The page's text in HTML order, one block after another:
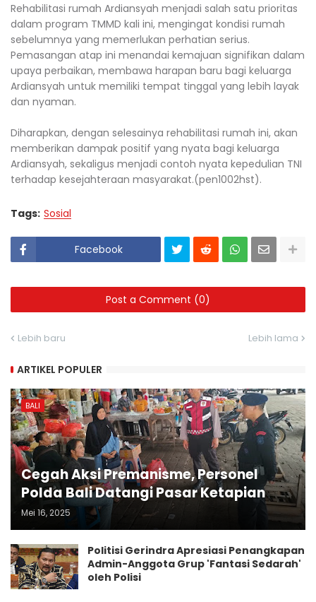
Rehabilitasi rumah Ardiansyah menjadi salah satu prioritas
dalam program TMMD kali ini, mengingat kondisi rumah
sebelumnya yang memerlukan perhatian serius.
Pemasangan atap ini menandai kemajuan signifikan dalam
upaya perbaikan, membawa harapan baru bagi keluarga
Ardiansyah untuk memiliki tempat tinggal yang lebih layak
dan nyaman.
Diharapkan, dengan selesainya rehabilitasi rumah ini, akan
memberikan dampak positif yang nyata bagi keluarga
Ardiansyah, sekaligus menjadi contoh nyata kepedulian TNI
terhadap kesejahteraan masyarakat.(pen1002hst).
Tags: Sosial
Facebook
Post a Comment (0)
Lebih baru Lebih lama
ARTIKEL POPULER
BALI
Cegah Aksi Premanisme, Personel
Polda Bali Datangi Pasar Ketapian
Mei 16, 2025
Politisi Gerindra Apresiasi Penangkapan
Admin-Anggota Grup 'Fantasi Sedarah'
oleh Polisi